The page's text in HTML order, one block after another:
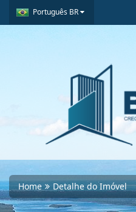
Português BR
Home Detalhe do Imóvel